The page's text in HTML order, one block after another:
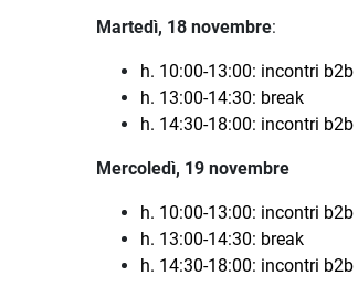
Martedì, 18 novembre:
h. 10:00-13:00: incontri
h. 13:00-14:30: break
h. 14:30-18:00: incontri
Mercoledì, 19 novembre
h. 10:00-13:00: incontri
h. 13:00-14:30: break
h. 14:30-18:00: incontri